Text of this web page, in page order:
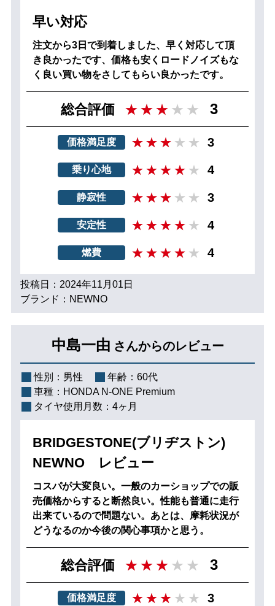
早い対応
注文から3日で到着しました、早く対応して頂
き良かったです、価格も安くロードノイズもな
く良い買い物をさしてもらい良かったです。
総合評価 3
価格満足度 3
乗り心地 4
静寂性 3
安定性 4
燃費 4
投稿日：2024年11月01日
ブランド：NEWNO
中島一由 さんからのレビュー
性別： 男性 年齢： 60代
車種： HONDA N-ONE Premium
タイヤ使用月数： 4ヶ月
BRIDGESTONE(ブリヂストン)
NEWNO レビュー
コスパが大変良い。一般のカーショップでの販
売価格からすると断然良い。性能も普通に走行
出来ているので問題ない。あとは、摩耗状況が
どうなるのか今後の関心事項かと思う。
総合評価 3
価格満足度 3